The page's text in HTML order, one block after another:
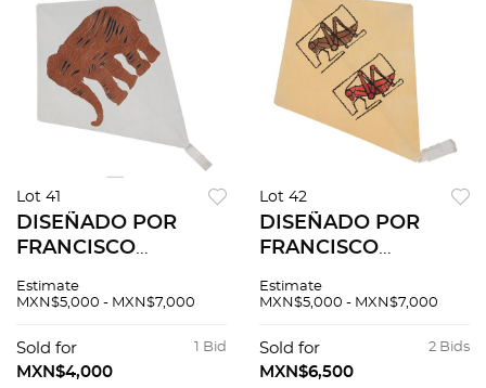
Lot 41
DISEÑADO POR
FRANCISCO
Sin firma. Esténcil y
hecho a mano. 70 x
55 cm
Estimate
MXN$5,000 - MXN$7,000
1 Bid
Sold for
MXN$4,000
Lot 42
DISEÑADO POR
FRANCISCO
Sin firma. Esténcil y
hecho a mano. 70 x
55 cm
Estimate
MXN$5,000 - MXN$7,000
2 Bids
Sold for
MXN$6,500